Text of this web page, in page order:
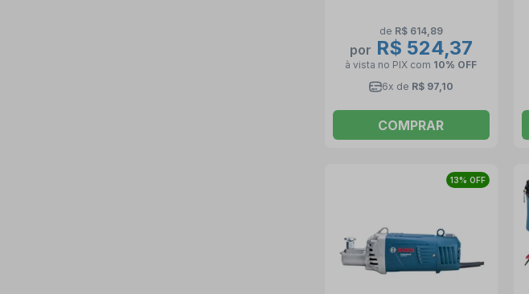
de R$ 614,89
por R$ 524,37
à vista no PIX com 10% OFF
6x de R$ 97,10
COMPRAR
13% OFF